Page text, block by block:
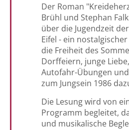
Der Roman
Brühl und Stephan
über die Jugendzeit
Eifel - ein
die Freiheit des
Dorffeiern, junge
Autofahr-Übungen
zum Jungsein 1986
Die Lesung wird von
Programm begleitet,
und musikalische